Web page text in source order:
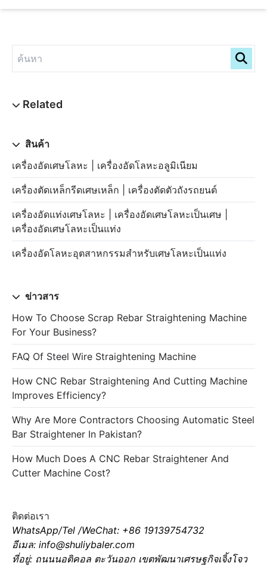
สินค้า
เครื่องอัดเศษโลหะ | เครื่องอัดโลหะอลูมิเนียม
เครื่องตัดเหล็กรีดเศษเหล็ก | เครื่องตัดตัวถังรถยนต์
เครื่องอัดแท่งเศษโลหะ | เครื่องอัดเศษโลหะเป็นเศษ |
เครื่องอัดเศษโลหะเป็นแท่ง
เครื่องอัดโลหะอุตสาหกรรมสำหรับเศษโลหะเป็นแท่ง
ข่าวสาร
How To Choose Scrap Rebar Straightening Machine
For Your Business?
FAQ Of Steel Wire Straightening Machine
How CNC Rebar Straightening And Cutting Machine
Improves Efficiency?
Why Are More Contractors Choosing Automatic Steel
Bar Straightener In Pakistan?
How Much Does A CNC Rebar Straightener And
Cutter Machine Cost?
ติดต่อเรา
WhatsApp/Tel /WeChat: +86 19139754732
อีเมล: info@shuliybaler.com
ที่อยู่: ถนนนอติคอล ตะวันออก เขตพัฒนาเศรษฐกิจเจิ้งโจว